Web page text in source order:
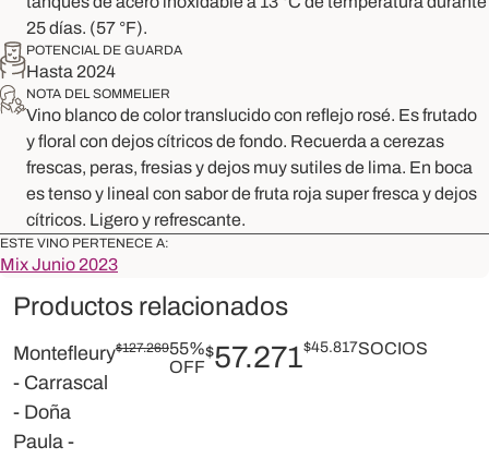
25 días. (57 °F).
POTENCIAL DE GUARDA
Hasta 2024
NOTA DEL SOMMELIER
Vino blanco de color translucido con reflejo rosé. Es frutado
y floral con dejos cítricos de fondo. Recuerda a cerezas
frescas, peras, fresias y dejos muy sutiles de lima. En boca
es tenso y lineal con sabor de fruta roja super fresca y dejos
cítricos. Ligero y refrescante.
ESTE VINO PERTENECE A:
Mix Junio 2023
Productos relacionados
Montefleury
- Carrascal
- Doña
Paula -
$127.26955%
OFF
$57.271$45.817SOCIOS